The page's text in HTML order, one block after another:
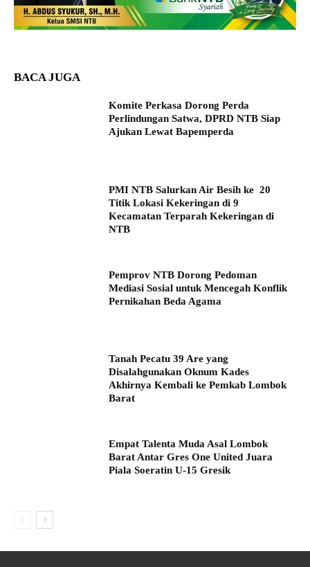
BACA JUGA
Komite Perkasa Dorong Perda
Perlindungan Satwa, DPRD NTB Siap
Ajukan Lewat Bapemperda
PMI NTB Salurkan Air Besih ke 20
Titik Lokasi Kekeringan di 9
Kecamatan Terparah Kekeringan di
NTB
Pemprov NTB Dorong Pedoman
Mediasi Sosial untuk Mencegah Konflik
Pernikahan Beda Agama
Tanah Pecatu 39 Are yang
Disalahgunakan Oknum Kades
Akhirnya Kembali ke Pemkab Lombok
Barat
Empat Talenta Muda Asal Lombok
Barat Antar Gres One United Juara
Piala Soeratin U-15 Gresik